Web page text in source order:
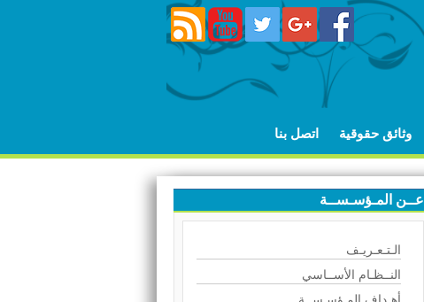
وثائق حقوقية اتصل بنا
عــن المـؤسـســة
الـتـعـريـف
النــظـام الأســاسي